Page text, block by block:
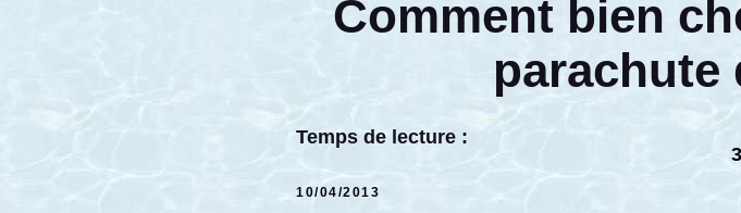
Comment bien
parachute
Temps de lecture :
10/04/2013